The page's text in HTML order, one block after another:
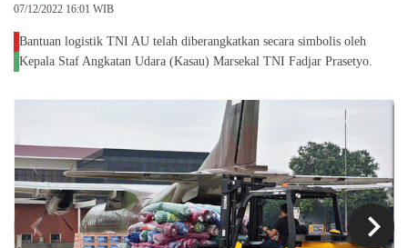
07/12/2022 16:01 WIB
Bantuan logistik TNI AU telah diberangkatkan secara simbolis oleh
Kepala Staf Angkatan Udara (Kasau) Marsekal TNI Fadjar Prasetyo.
chevron_right
chevron_left